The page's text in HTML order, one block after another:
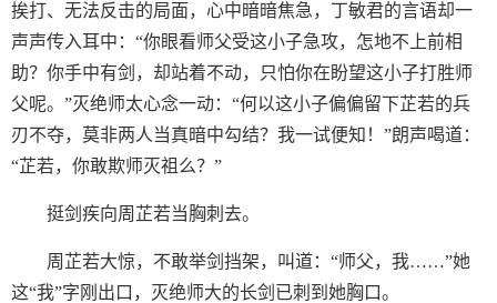
挨打、无法反击的局面，心中暗暗焦急，丁敏君的言语却一
声声传入耳中：“你眼看师父受这小子急攻，怎地不上前相
助？你手中有剑，却站着不动，只怕你在盼望这小子打胜师
父呢。”灭绝师太心念一动：“何以这小子偏偏留下芷若的兵
刃不夺，莫非两人当真暗中勾结？我一试便知！”朗声喝道：
“芷若，你敢欺师灭祖么？”
挺剑疾向周芷若当胸刺去。
周芷若大惊，不敢举剑挡架，叫道：“师父，我……”她
这“我”字刚出口，灭绝师大的长剑已刺到她胸口。